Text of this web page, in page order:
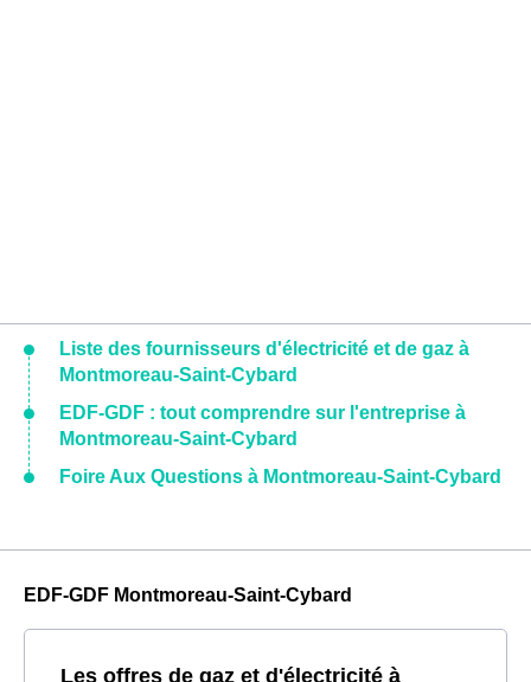
Liste des fournisseurs d'électricité et de gaz à
Montmoreau-Saint-Cybard
EDF-GDF : tout comprendre sur l'entreprise à
Montmoreau-Saint-Cybard
Foire Aux Questions à Montmoreau-Saint-Cybard
EDF-GDF Montmoreau-Saint-Cybard
Les offres de gaz et d'électricité à